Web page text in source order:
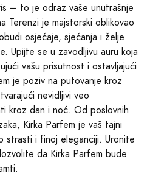
– to je odraz vaše unutrašnje
Terenzi je majstorski oblikovao
osjećaje, sjećanja i želje
Upijte se u zavodljivu auru koja
vašu prisutnost i ostavljajući
je poziv na putovanje kroz
nevidljivi veo
kroz dan i noć. Od poslovnih
Kirka Parfem je vaš tajni
strasti i finoj eleganciji. Uronite
da Kirka Parfem bude